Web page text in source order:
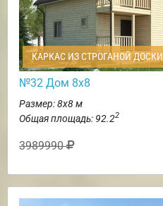
КАРКАС ИЗ СТРОГАНОЙ ДОСКИ
№32 Дом 8х8
Размер: 8х8 м
Общая площадь: 92.22
3989990